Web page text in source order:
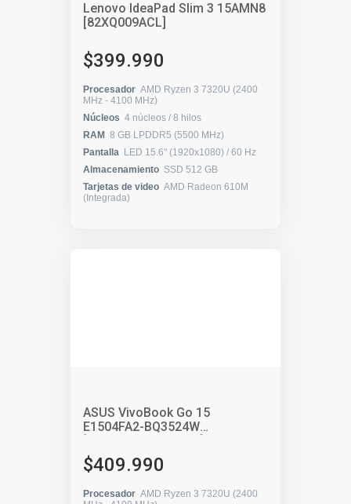
Lenovo IdeaPad Slim 3 15AMN8
[82XQ009ACL]
$399.990
Procesador AMD Ryzen 3 7320U (2400
MHz - 4100 MHz)
Núcleos
4 núcleos / 8 hilos
RAM 8 GB LPDDR5 (5500 MHz)
Pantalla
LED 15.6" (1920x1080) / 60 Hz
Almacenamiento SSD 512 GB
Tarjetas de video AMD Radeon 610M
(Integrada)
ASUS VivoBook Go 15
E1504FA2-BQ3524W
$409.990
Procesador AMD Ryzen 3 7320U (2400